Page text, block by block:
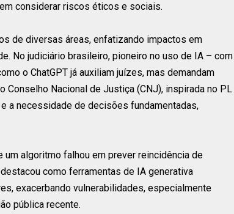
considerar riscos éticos e sociais.
de diversas áreas, enfatizando impactos em
No judiciário brasileiro, pioneiro no uso de IA – com
o ChatGPT já auxiliam juízes, mas demandam
Nacional de Justiça (CNJ), inspirada no PL
a necessidade de decisões fundamentadas,
um algoritmo falhou em prever reincidência de
como ferramentas de IA generativa
exacerbando vulnerabilidades, especialmente
pública recente.